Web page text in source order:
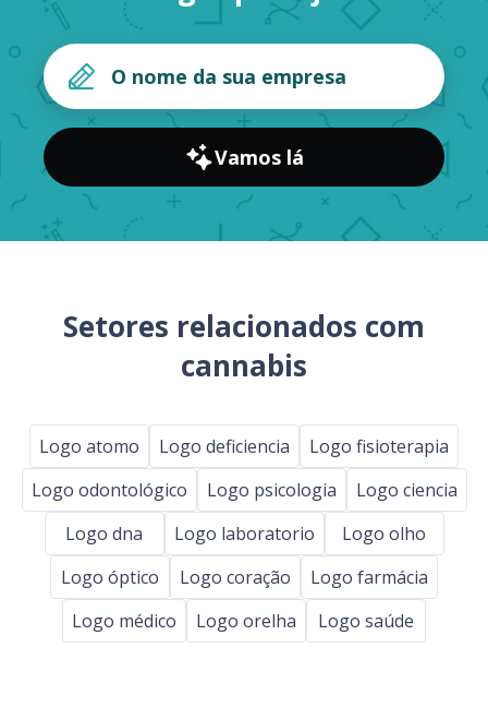
Vamos lá
Setores relacionados com
cannabis
Logo atomo Logo deficiencia
Logo fisioterapia
Logo odontológico
Logo psicologia
Logo ciencia
Logo dna
Logo laboratorio
Logo olho
Logo óptico
Logo coração
Logo farmácia
Logo médico
Logo orelha Logo saúde